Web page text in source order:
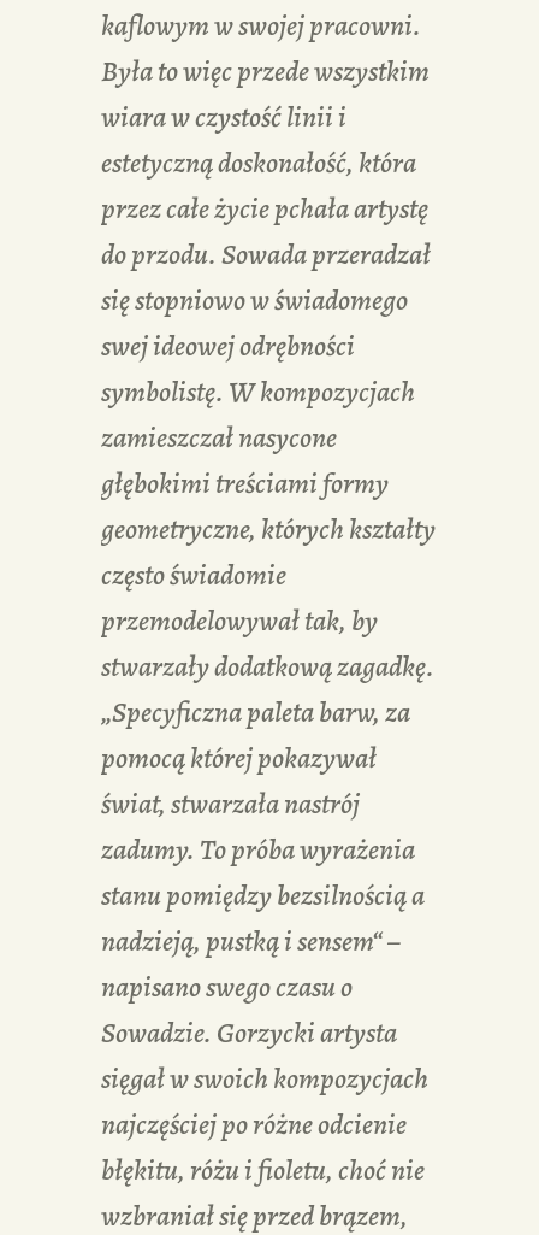
kaflowym w swojej pracowni.
Była to więc przede wszystkim
wiara w czystość linii i
estetyczną doskonałość, która
przez całe życie pchała artystę
do przodu. Sowada przeradzał
się stopniowo w świadomego
swej ideowej odrębności
symbolistę. W kompozycjach
zamieszczał nasycone
głębokimi treściami formy
geometryczne, których kształty
często świadomie
przemodelowywał tak, by
stwarzały dodatkową zagadkę.
„Specyficzna paleta barw, za
pomocą której pokazywał
świat, stwarzała nastrój
zadumy. To próba wyrażenia
stanu pomiędzy bezsilnością a
nadzieją, pustką i sensem“ –
napisano swego czasu o
Sowadzie. Gorzycki artysta
sięgał w swoich kompozycjach
najczęściej po różne odcienie
błękitu, różu i fioletu, choć nie
wzbraniał się przed brązem,